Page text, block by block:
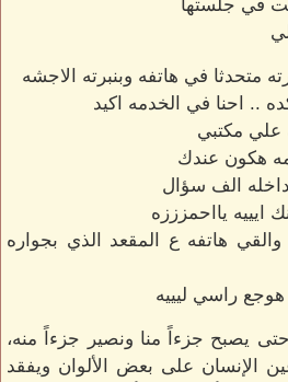
في جلستها
متحدثا في هاتفه وبنبرته الاجشه
.. احنا في الخدمه اكيد
علي مكتبي
هكون عندك
الف سؤال
ايييه يااحمزززه
هاتفه ع المقعد الذي بجواره
هوجع راسي ليييه
حتى يصبح جزءاً منا ونصير جزءاً منه،
الإنسان على بعض الألوان ويفقد